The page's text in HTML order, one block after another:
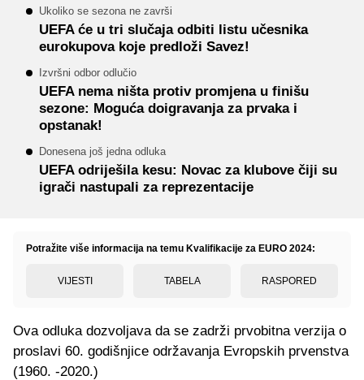
Ukoliko se sezona ne završi
UEFA će u tri slučaja odbiti listu učesnika
eurokupova koje predloži Savez!
Izvršni odbor odlučio
UEFA nema ništa protiv promjena u finišu
sezone: Moguća doigravanja za prvaka i
opstanak!
Donesena još jedna odluka
UEFA odriješila kesu: Novac za klubove čiji su
igrači nastupali za reprezentacije
Potražite više informacija na temu Kvalifikacije za EURO 2024:
VIJESTI TABELA RASPORED
Ova odluka dozvoljava da se zadrži prvobitna verzija o
proslavi 60. godišnjice održavanja Evropskih prvenstva
(1960. -2020.)